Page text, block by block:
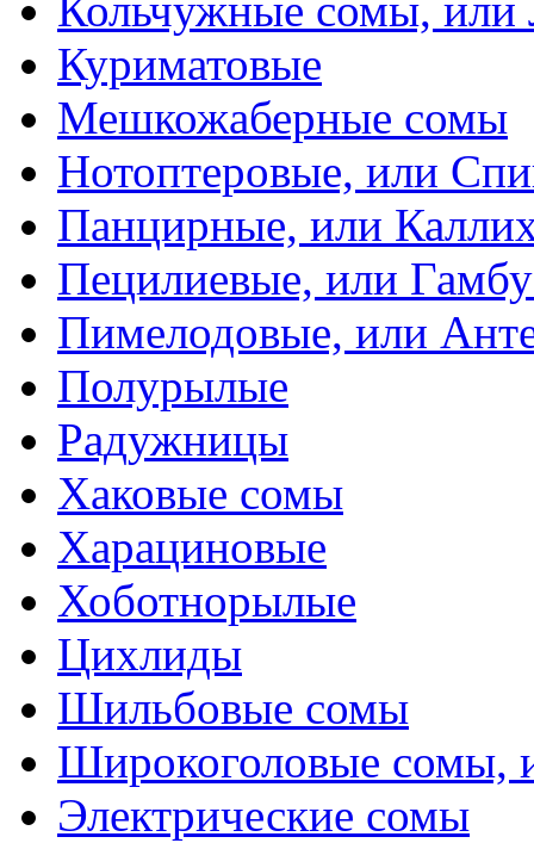
Кольчужные сомы, или
Куриматовые
Мешкожаберные сомы
Нотоптеровые, или
Панцирные, или
Пецилиевые, или
Пимелодовые, или
Полурылые
Радужницы
Хаковые сомы
Харациновые
Хоботнорылые
Цихлиды
Шильбовые сомы
Широкоголовые сомы,
Электрические сомы